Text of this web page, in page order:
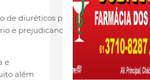
e prejudicando funções do organismo
e
além